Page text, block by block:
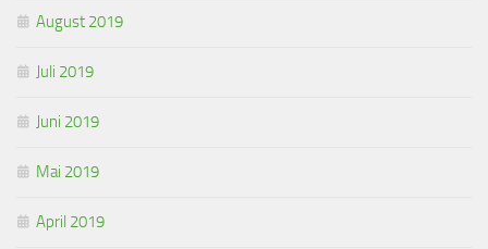
August 2019
Juli 2019
Juni 2019
Mai 2019
April 2019